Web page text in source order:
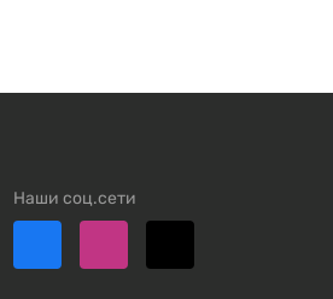
Наши соц.сети